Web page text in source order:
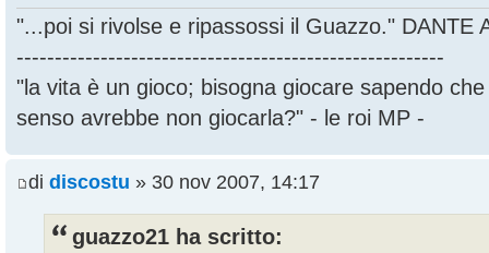
"...poi si rivolse e ripassossi il Guazzo." DANTE
--------------------------------------------------------
"la vita è un gioco; bisogna giocare sapendo
senso avrebbe non giocarla?" - le roi MP -
di discostu » 30 nov 2007, 14:17
guazzo21 ha scritto: